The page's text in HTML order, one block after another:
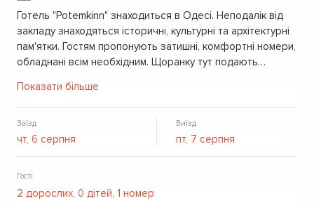
Готель "Potemkinn" знаходиться в Одесі. Неподалік від
закладу знаходяться історичні, культурні та архітектурні
пам'ятки. Гостям пропонують затишні, комфортні номери,
обладнані всім необхідним. Щоранку тут подають
Fi.
Показати більше
Заїзд Виїзд
Гості